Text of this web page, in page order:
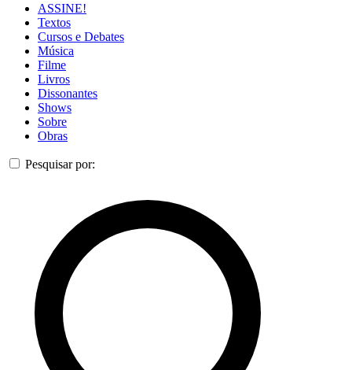
ASSINE!
Textos
Cursos e Debates
Música
Filme
Livros
Dissonantes
Shows
Sobre
Obras
Pesquisar por: